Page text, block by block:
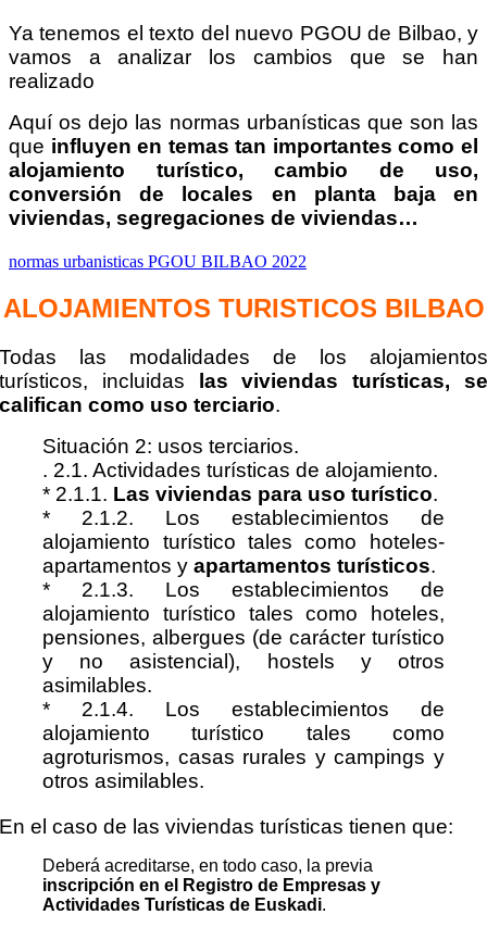
Ya tenemos el texto del nuevo PGOU de Bilbao, y
vamos a analizar los cambios que se han
realizado
Aquí os dejo las normas urbanísticas que son las
que influyen en temas tan importantes como el
alojamiento turístico, cambio de uso,
conversión de locales en planta baja en
viviendas, segregaciones de viviendas…
normas urbanisticas PGOU BILBAO 2022
ALOJAMIENTOS TURISTICOS BILBAO
Todas las modalidades de los alojamientos
turísticos, incluidas las viviendas turísticas, se
califican como uso terciario.
Situación 2: usos terciarios.
. 2.1. Actividades turísticas de alojamiento.
* 2.1.1. Las viviendas para uso turístico.
* 2.1.2. Los establecimientos de
alojamiento turístico tales como hoteles-
apartamentos y apartamentos turísticos.
* 2.1.3. Los establecimientos de
alojamiento turístico tales como hoteles,
pensiones, albergues (de carácter turístico
y no asistencial), hostels y otros
asimilables.
* 2.1.4. Los establecimientos de
alojamiento turístico tales como
agroturismos, casas rurales y campings y
otros asimilables.
En el caso de las viviendas turísticastienen que:
Deberá acreditarse, en todo caso, la previa
inscripción en el Registro de Empresas y
Actividades Turísticas de Euskadi.